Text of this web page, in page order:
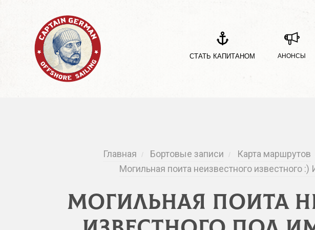
СТАТЬ КАПИТАНОМ АНОНСЫ
Главная / Бортовые записи / Карта маршрутов
Могильная поита неизвестного известного
Могильная поита